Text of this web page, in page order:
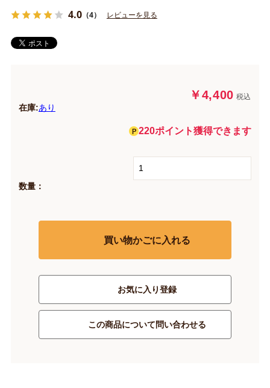
4.0（4） レビューを見る
￥4,400 税込
在庫:あり
220ポイント獲得できます
数量：
買い物かごに入れる
お気に入り登録
この商品について問い合わせる